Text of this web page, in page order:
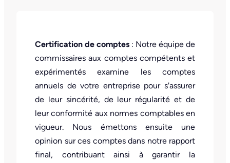
Certification de comptes : Notre équipe de
commissaires aux comptes compétents et
expérimentés examine les comptes
annuels de votre entreprise pour s'assurer
de leur sincérité, de leur régularité et de
leur conformité aux normes comptables en
vigueur. Nous émettons ensuite une
opinion sur ces comptes dans notre rapport
final, contribuant ainsi à garantir la